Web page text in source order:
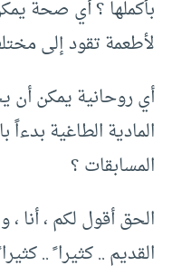
بأكملها ؟ أي صحة
لأطعمة تقود إلى
أي روحانية يمكن
المادية الطاغية بدءاً
المسابقات ؟
الحق أقول لكم ، أنا
القديم .. كثيرا ً ..